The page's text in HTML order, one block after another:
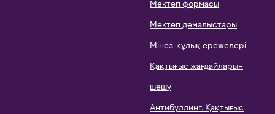
Мектеп формасы
Мектеп демалыстары
Мінез-құлық ережелері
Қақтығыс жағдайларын
шешу
Антибуллинг. Қақтығыс